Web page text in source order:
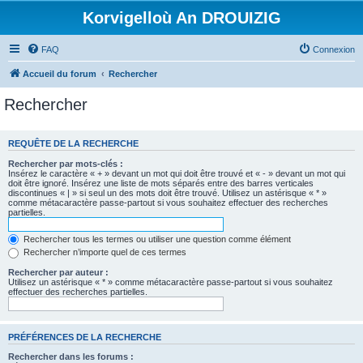
Korvigelloù An DROUIZIG
FAQ Connexion
Accueil du forum Rechercher
Rechercher
REQUÊTE DE LA RECHERCHE
Rechercher par mots-clés :
Insérez le caractère « + » devant un mot qui doit être trouvé et « - » devant un mot qui
doit être ignoré. Insérez une liste de mots séparés entre des barres verticales
discontinues « | » si seul un des mots doit être trouvé. Utilisez un astérisque « * »
comme métacaractère passe-partout si vous souhaitez effectuer des recherches
partielles.
Rechercher tous les termes ou utiliser une question comme élément
Rechercher n’importe quel de ces termes
Rechercher par auteur :
Utilisez un astérisque « * » comme métacaractère passe-partout si vous souhaitez
effectuer des recherches partielles.
PRÉFÉRENCES DE LA RECHERCHE
Rechercher dans les forums :